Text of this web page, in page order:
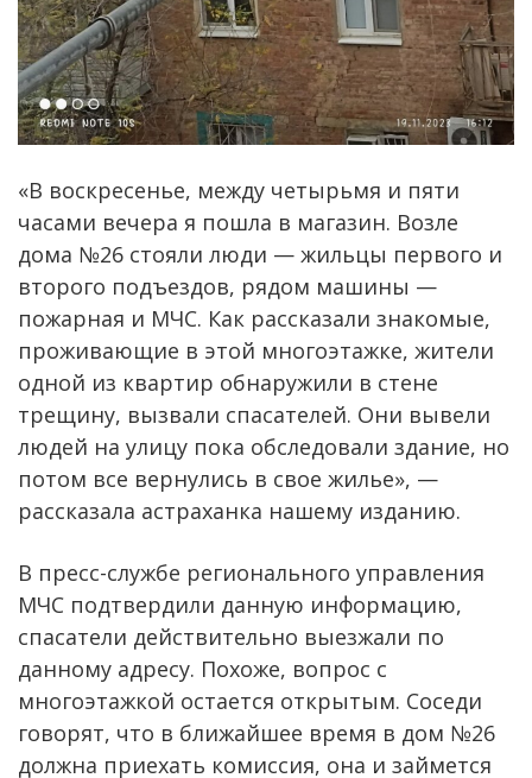
«В воскресенье, между четырьмя и пяти
часами вечера я пошла в магазин. Возле
дома №26 стояли люди — жильцы первого и
второго подъездов, рядом машины —
пожарная и МЧС. Как рассказали знакомые,
проживающие в этой многоэтажке, жители
одной из квартир обнаружили в стене
трещину, вызвали спасателей. Они вывели
людей на улицу пока обследовали здание, но
потом все вернулись в свое жилье», —
рассказала астраханка нашему изданию.
В пресс-службе регионального управления
МЧС подтвердили данную информацию,
спасатели действительно выезжали по
данному адресу. Похоже, вопрос с
многоэтажкой остается открытым. Соседи
говорят, что в ближайшее время в дом №26
должна приехать комиссия, она и займется